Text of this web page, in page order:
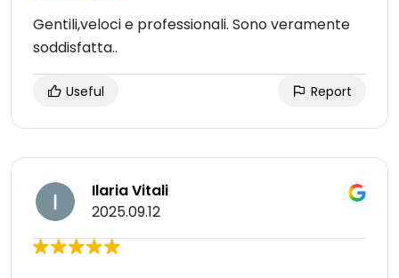
Gentili,veloci e professionali. Sono veramente
soddisfatta..
Useful Report
Ilaria Vitali
2025.09.12